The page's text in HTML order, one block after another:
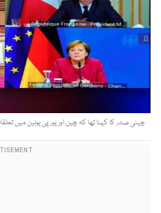
چینی صدر کا کہنا تھا کہ چین اور یورپی یونین میں